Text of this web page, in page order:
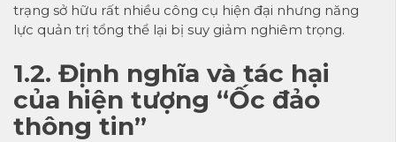
trạng sở hữu rất nhiều công cụ hiện đại nhưng năng
lực quản trị tổng thể lại bị suy giảm nghiêm trọng.
1.2. Định nghĩa và tác hại
của hiện tượng “Ốc đảo
thông tin”